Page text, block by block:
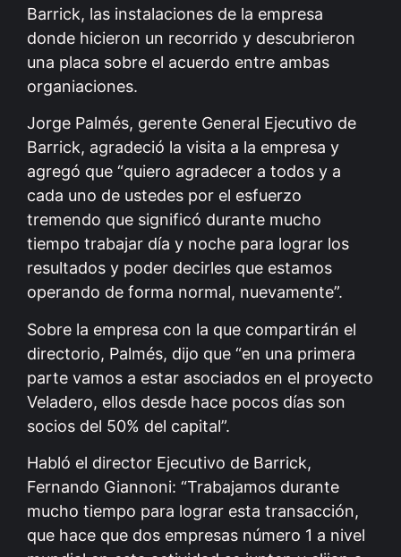
Barrick, las instalaciones de la empresa
donde hicieron un recorrido y descubrieron
una placa sobre el acuerdo entre ambas
organiaciones.
Jorge Palmés, gerente General Ejecutivo de
Barrick, agradeció la visita a la empresa y
agregó que “quiero agradecer a todos y a
cada uno de ustedes por el esfuerzo
tremendo que significó durante mucho
tiempo trabajar día y noche para lograr los
resultados y poder decirles que estamos
operando de forma normal, nuevamente”.
Sobre la empresa con la que compartirán el
directorio, Palmés, dijo que “en una primera
parte vamos a estar asociados en el proyecto
Veladero, ellos desde hace pocos días son
socios del 50% del capital”.
Habló el director Ejecutivo de Barrick,
Fernando Giannoni: “Trabajamos durante
mucho tiempo para lograr esta transacción,
que hace que dos empresas número 1 a nivel